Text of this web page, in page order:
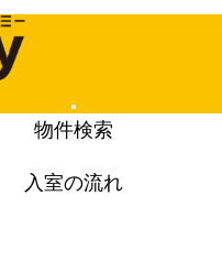
Mobile
Menu
物件検索
入室の流れ
トピックス